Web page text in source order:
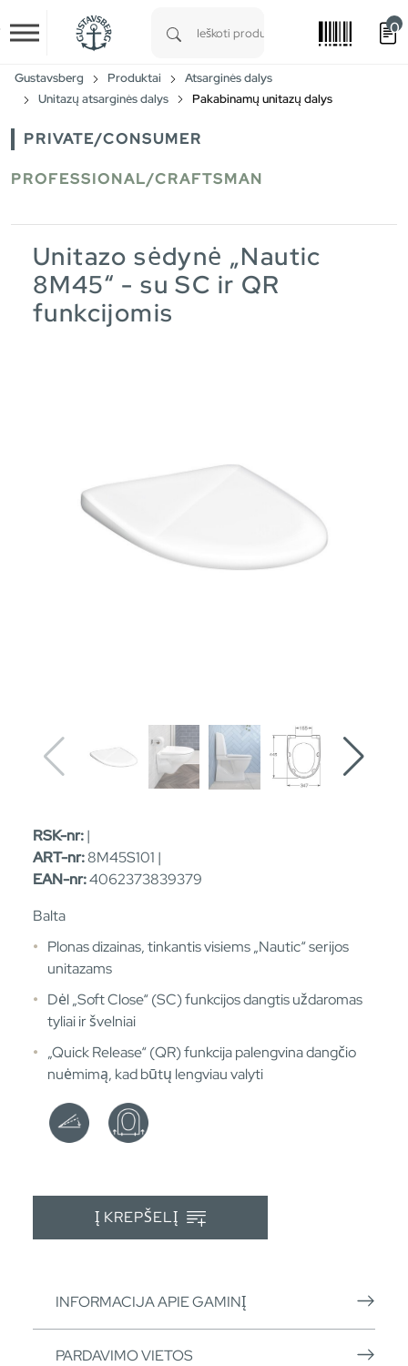
Skip to main content
0
Gustavsberg Produktai
Atsarginės dalys
Unitazų atsarginės dalys
Pakabinamų unitazų dalys
PRIVATE/CONSUMER
PROFESSIONAL/CRAFTSMAN
Unitazo sėdynė „Nautic
8M45“ - su SC ir QR
funkcijomis
RSK-nr:|
ART-nr:8M45S101 |
EAN-nr:4062373839379
Balta
Plonas dizainas, tinkantis visiems „Nautic“ serijos
unitazams
Dėl „Soft Close“ (SC) funkcijos dangtis uždaromas
tyliai ir švelniai
„Quick Release“ (QR) funkcija palengvina dangčio
nuėmimą, kad būtų lengviau valyti
Į KREPŠELĮ
INFORMACIJA APIE GAMINĮ
PARDAVIMO VIETOS